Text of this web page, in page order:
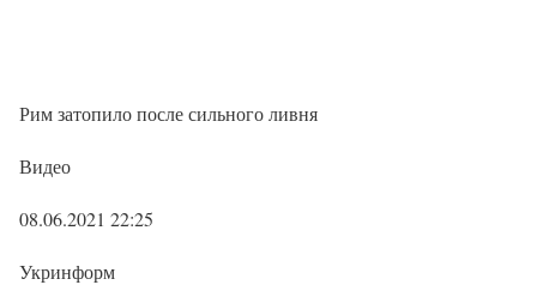
Рим затопило после сильного ливня
Видео
08.06.2021 22:25
Укринформ